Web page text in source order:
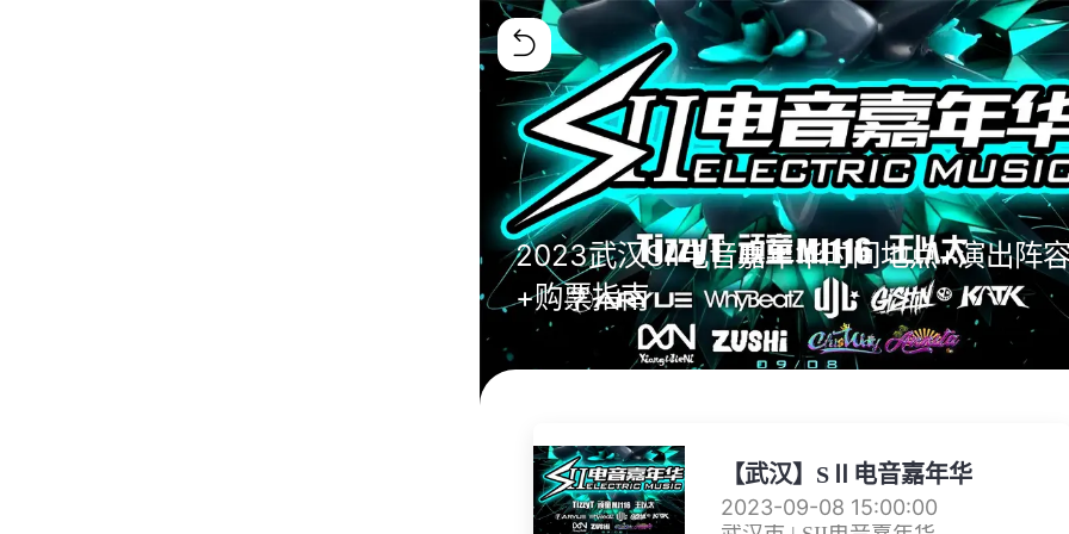
2023武汉SⅡ电音嘉年华时间地点+演出阵
+购票指南
【武汉】SⅡ电音嘉年华
2023-09-08 15:00:00